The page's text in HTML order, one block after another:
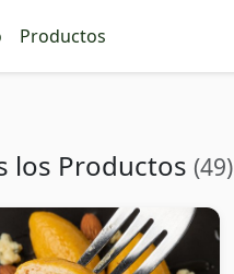
Productos
los Productos (49)